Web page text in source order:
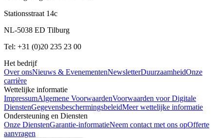
Stationsstraat 14c
NL-5038 ED Tilburg
Tel: +31 (0)20 235 23 00
Het bedrijf
Over onsNieuws & EvenementenNewsletterDuurzaamheidOnze
carrière
Wettelijke informatie
ImpressumAlgemene VoorwaardenVoorwaarden voor Digitale
DienstenGegevensbeschermingsbeleidMeer wettelijke informatie
Ondersteuning en Diensten
Onze DienstenGarantie-informatieNeem contact met ons opOfferte
aanvragen